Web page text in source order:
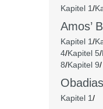
Kapitel 1/
Amos’
Kapitel 1/
4/Kapitel 5/
8/Kapitel 9/
Kapitel 1/